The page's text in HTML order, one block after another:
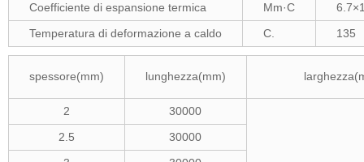
Coefficiente di espansione termica
Mm·C
Temperatura di deformazione a caldo
C. 135
spessore(mm) lunghezza(mm)
2 30000
2.5
30000